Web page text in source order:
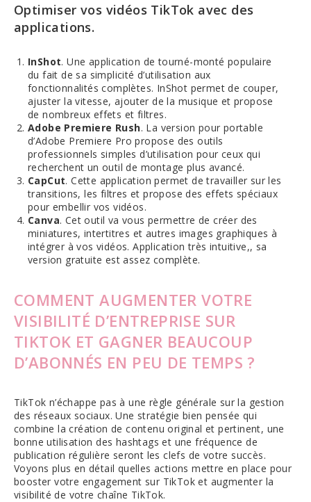
Optimiser vos vidéos TikTok avec des
applications.
InShot. Une application de tourné-monté populaire
du fait de sa simplicité d’utilisation aux
fonctionnalités complètes. InShot permet de couper,
ajuster la vitesse, ajouter de la musique et propose
de nombreux effets et filtres.
Adobe Premiere Rush. La version pour portable
d’Adobe Premiere Pro propose des outils
professionnels simples d’utilisation pour ceux qui
recherchent un outil de montage plus avancé.
CapCut. Cette application permet de travailler sur les
transitions, les filtres et propose des effets spéciaux
pour embellir vos vidéos.
Canva. Cet outil va vous permettre de créer des
miniatures, intertitres et autres images graphiques à
intégrer à vos vidéos. Application très intuitive,, sa
version gratuite est assez complète.
COMMENT AUGMENTER VOTRE
VISIBILITÉ D’ENTREPRISE SUR
TIKTOK ET GAGNER BEAUCOUP
D’ABONNÉS EN PEU DE TEMPS ?
TikTok n’échappe pas à une règle générale sur la gestion
des réseaux sociaux. Une stratégie bien pensée qui
combine la création de contenu original et pertinent, une
bonne utilisation des hashtags et une fréquence de
publication régulière seront les clefs de votre succès.
Voyons plus en détail quelles actions mettre en place pour
booster votre engagement sur TikTok et augmenter la
visibilité de votre chaîne TikTok.